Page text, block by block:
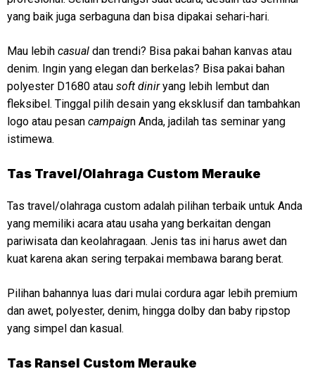
yang baik juga serbaguna dan bisa dipakai sehari-hari.
Mau lebih casual dan trendi? Bisa pakai bahan kanvas atau
denim. Ingin yang elegan dan berkelas? Bisa pakai bahan
polyester D1680 atau soft diniryang lebih lembut dan
fleksibel. Tinggal pilih desain yang eksklusif dan tambahkan
logo atau pesan campaign Anda, jadilah tas seminar yang
istimewa.
Tas Travel/Olahraga Custom Merauke
Tas travel/olahraga custom adalah pilihan terbaik untuk Anda
yang memiliki acara atau usaha yang berkaitan dengan
pariwisata dan keolahragaan. Jenis tas ini harus awet dan
kuat karena akan sering terpakai membawa barang berat.
Pilihan bahannya luas dari mulai cordura agar lebih premium
dan awet, polyester, denim, hingga dolby dan baby ripstop
yang simpel dan kasual.
Tas Ransel Custom Merauke